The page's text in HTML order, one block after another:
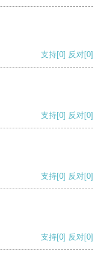
支持[0] 反对[0]
支持[0] 反对[0]
支持[0] 反对[0]
支持[0] 反对[0]